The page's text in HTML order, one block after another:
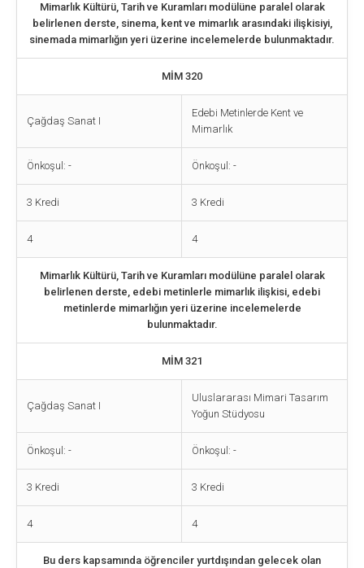
Mimarlık Kültürü, Tarih ve Kuramları modülüne paralel olarak
belirlenen derste, sinema, kent ve mimarlık arasındaki ilişkisiyi,
sinemada mimarlığın yeri üzerine incelemelerde bulunmaktadır.
MİM 320
Çağdaş Sanat I
Edebi Metinlerde Kent ve
Mimarlık
Önkoşul: - Önkoşul: -
3 Kredi 3 Kredi
4 4
Mimarlık Kültürü, Tarih ve Kuramları modülüne paralel olarak
belirlenen derste, edebi metinlerle mimarlık ilişkisi, edebi
metinlerde mimarlığın yeri üzerine incelemelerde
bulunmaktadır.
MİM 321
Çağdaş Sanat I
Uluslararası Mimari Tasarım
Yoğun Stüdyosu
Önkoşul: - Önkoşul: -
3 Kredi 3 Kredi
4 4
Bu ders kapsamında öğrenciler yurtdışından gelecek olan